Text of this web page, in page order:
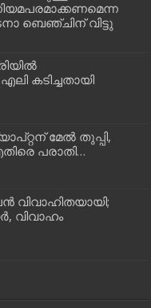
ബെഞ്ചിന് വിട്ടു
കടിച്ചതായി
മേല്‍ തുപ്പി,
പരാതി…
വിവാഹിതയായി;
വിവാഹം